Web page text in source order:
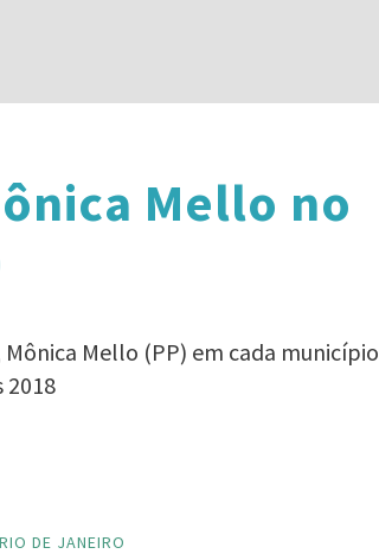
Mello no
Mello (PP) em cada município
2018
DE JANEIRO